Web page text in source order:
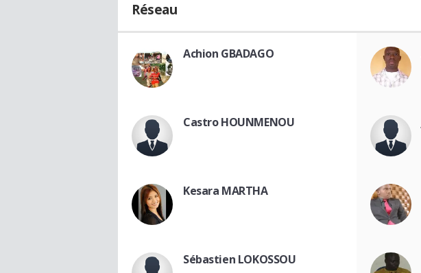
Réseau
Achion GBADAGO
Castro HOUNMENOU
Kesara MARTHA
Sébastien LOKOSSOU